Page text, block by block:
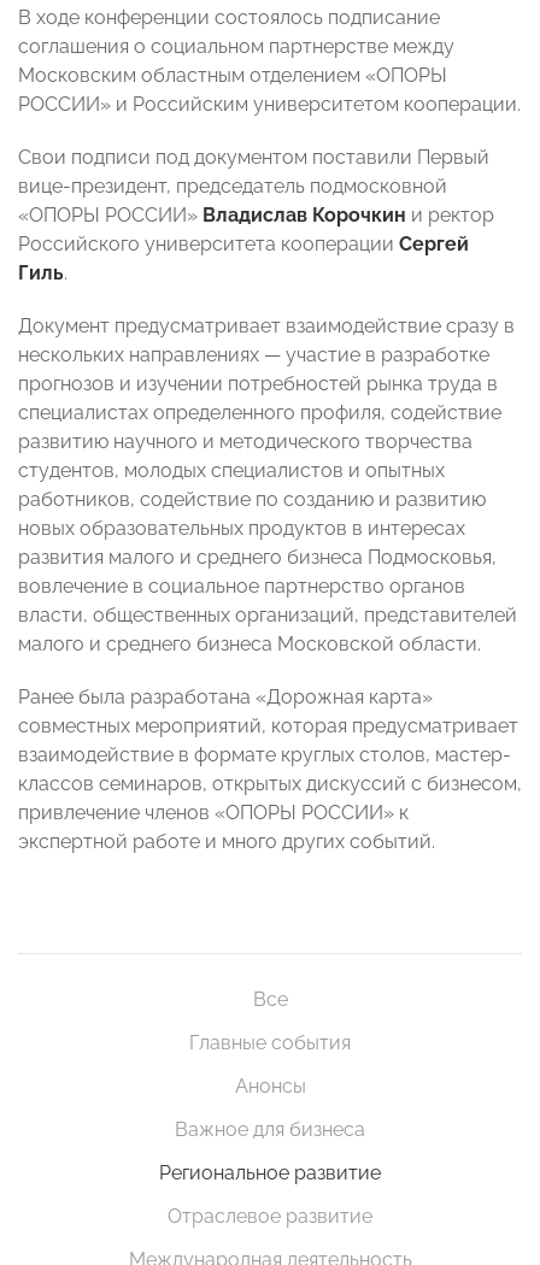
В ходе конференции состоялось подписание
соглашения о социальном партнерстве между
Московским областным отделением «ОПОРЫ
РОССИИ» и Российским университетом кооперации.
Свои подписи под документом поставили Первый
вице-президент, председатель подмосковной
«ОПОРЫ РОССИИ» Владислав Корочкин и ректор
Российского университета кооперации Сергей
Гиль.
Документ предусматривает взаимодействие сразу в
нескольких направлениях — участие в разработке
прогнозов и изучении потребностей рынка труда в
специалистах определенного профиля, содействие
развитию научного и методического творчества
студентов, молодых специалистов и опытных
работников, содействие по созданию и развитию
новых образовательных продуктов в интересах
развития малого и среднего бизнеса Подмосковья,
вовлечение в социальное партнерство органов
власти, общественных организаций, представителей
малого и среднего бизнеса Московской области.
Ранее была разработана «Дорожная карта»
совместных мероприятий, которая предусматривает
взаимодействие в формате круглых столов, мастер-
классов семинаров, открытых дискуссий с бизнесом,
привлечение членов «ОПОРЫ РОССИИ» к
экспертной работе и много других событий.
Все
Главные события
Анонсы
Важное для бизнеса
Региональное развитие
Отраслевое развитие
Международная деятельность